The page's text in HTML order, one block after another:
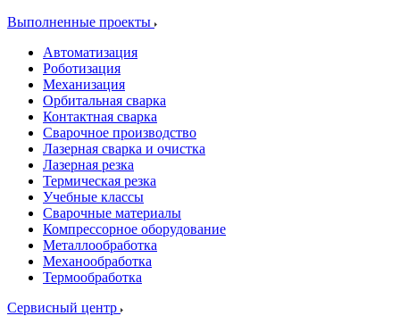
Выполненные проекты
Автоматизация
Роботизация
Механизация
Орбитальная сварка
Контактная сварка
Сварочное производство
Лазерная сварка и очистка
Лазерная резка
Термическая резка
Учебные классы
Сварочные материалы
Компрессорное оборудование
Металлообработка
Механообработка
Термообработка
Сервисный центр